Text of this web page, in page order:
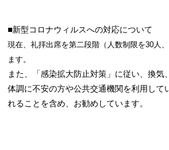
■新型コロナウィルスへの対応について
現在、礼拝出席を第二段階（人数制限を30人
ます。
また、「感染拡大防止対策」に従い、換気
体調に不安の方や公共交通機関を利用して
れることを含め、お勧めしています。